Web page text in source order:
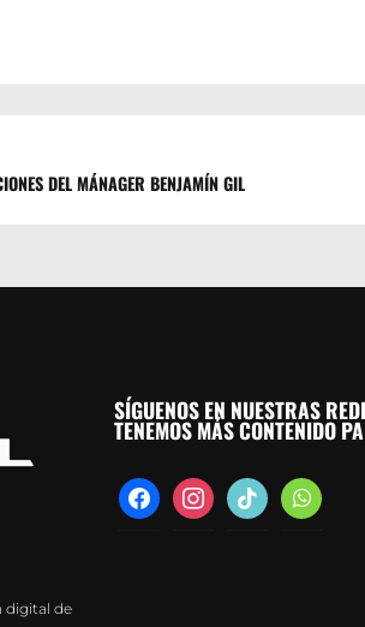
DEL MÁNAGER BENJAMÍN GIL
digital de
SÍGUENOS EN NUESTRAS
TENEMOS MÁS CONTENIDO
facebookinstagramtiktok whatsapp